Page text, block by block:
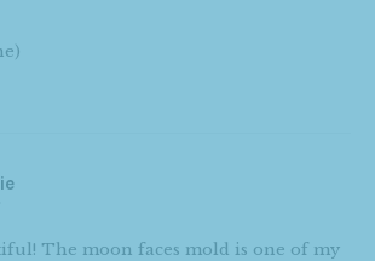
The moon faces mold is one of my